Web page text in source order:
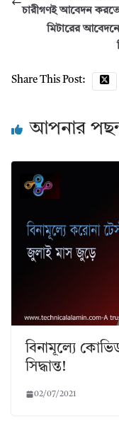
চারীগণই আবেদন
মিটারের
Share This Post:
আপনার
বিনামূল্যে
সিদ্ধান্ত!
02/07/2021